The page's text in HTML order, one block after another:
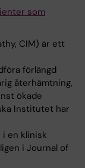
som
CIM) är ett
förlängd
återhämtning,
ökade
Institutet har
en klinisk
i Journal of